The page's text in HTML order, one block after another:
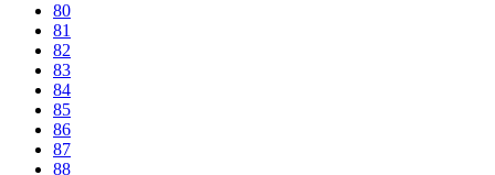
80
81
82
83
84
85
86
87
88